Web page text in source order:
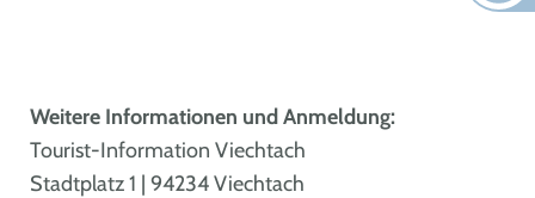
Weitere Informationen und Anmeldung:
Tourist-Information Viechtach
Stadtplatz 1 | 94234 Viechtach